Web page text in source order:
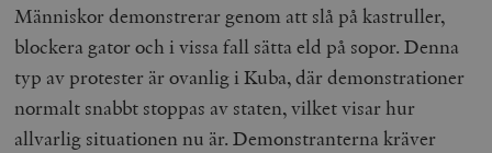
Människor demonstrerar genom att slå på kastruller,
blockera gator och i vissa fall sätta eld på sopor. Denna
typ av protester är ovanlig i Kuba, där demonstrationer
normalt snabbt stoppas av staten, vilket visar hur
allvarlig situationen nu är. Demonstranterna kräver